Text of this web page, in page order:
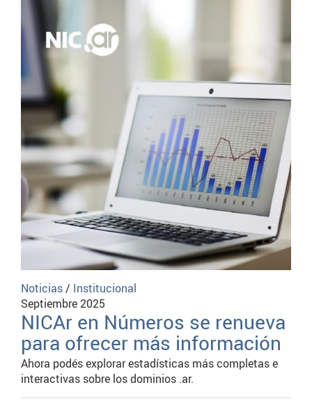
Noticias/ Institucional
Septiembre 2025
NICAr en Números se renueva
para ofrecer más información
Ahora podés explorar estadísticas más completas e
interactivas sobre los dominios .ar.